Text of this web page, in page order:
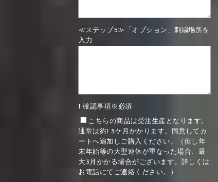
≪ステップ5≫「オプション」刺繍場所を
入力
1.確認事項※必須
こちらの商品は受注生産となります。
通常は約1.5ケ月かかります。同意してカ
ートへ追加しご購入ください。（但し年
末年始等の大型連休が重なった場合、最
大3月かかる場合がございます。詳しくは
お電話にてご連絡ください。）